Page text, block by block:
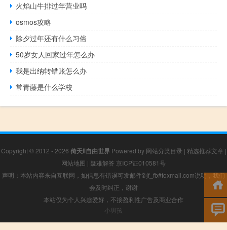
火焰山牛排过年营业吗
osmos攻略
除夕过年还有什么习俗
50岁女人回家过年怎么办
我是出纳转错账怎么办
常青藤是什么学校
Copyright © 2012 - 2026 倚天Ⅱ自由世界Powered by 网站分类目录 | 精选推荐文章 |
网站地图 | 疑难解答 京ICP证010581号
声明：本站内容来自互联网，如信息有错误可发邮件到f_fb#foxmail.com说明，我们
会及时纠正，谢谢
本站仅为个人兴趣爱好，不接盈利性广告及商业合作
小男孩